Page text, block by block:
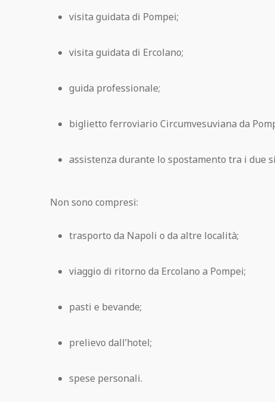
visita guidata di Pompei;
visita guidata di Ercolano;
guida professionale;
biglietto ferroviario Circumvesuviana da
assistenza durante lo spostamento tra i due
Non sono compresi:
trasporto da Napoli o da altre località;
viaggio di ritorno da Ercolano a Pompei;
pasti e bevande;
prelievo dall’hotel;
spese personali.